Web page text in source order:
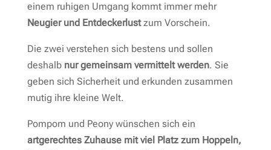
einem ruhigen Umgang kommt immer mehr
Neugier und Entdeckerlustzum Vorschein.
Die zwei verstehen sich bestens und sollen
deshalb nur gemeinsam vermittelt werden. Sie
geben sich Sicherheit und erkunden zusammen
mutig ihre kleine Welt.
Pompom und Peony wünschen sich ein
artgerechtes Zuhause mit viel Platz zum Hoppeln,